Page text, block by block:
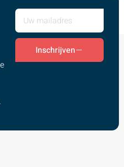
Inschrijven